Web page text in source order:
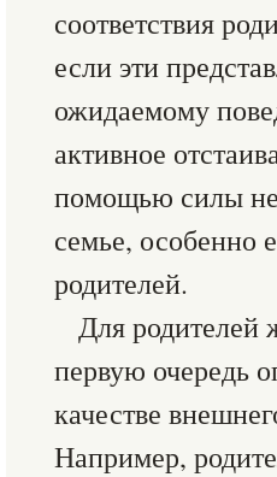
соответствия
если эти
ожидаемому
активное
помощью силы не
семье, особенно
родителей.
Для родителей
первую очередь
качестве
Например,